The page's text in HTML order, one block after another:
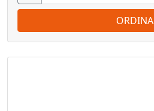
ORDINA